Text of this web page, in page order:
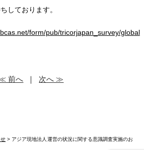
> アジア現地法人運営の状況に関する意識調査実施のお
しております。
form/pub/tricorjapan_survey/global
前へ ｜ 次へ ≫